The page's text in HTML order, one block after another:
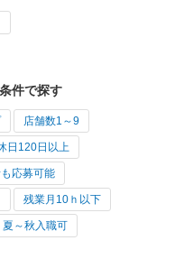
件で探す
店舗数1～9
日120日以上
応募可能
残業月10ｈ以下
夏～秋入職可